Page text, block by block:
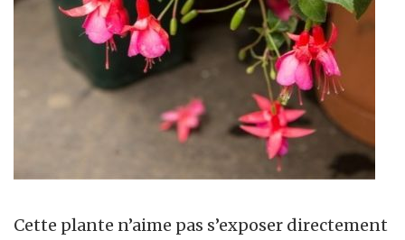
Cette plante n’aime pas s’exposer directement